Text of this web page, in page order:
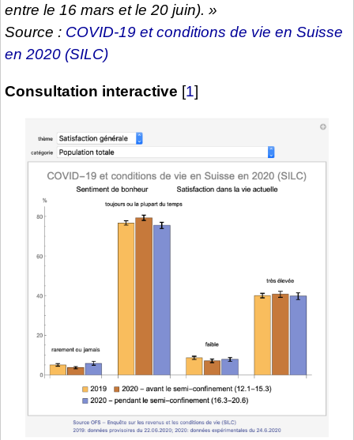
entre le 16 mars et le 20 juin). »
Source : COVID-19 et conditions de vie en Suisse
en 2020 (SILC)
Consultation interactive [1]